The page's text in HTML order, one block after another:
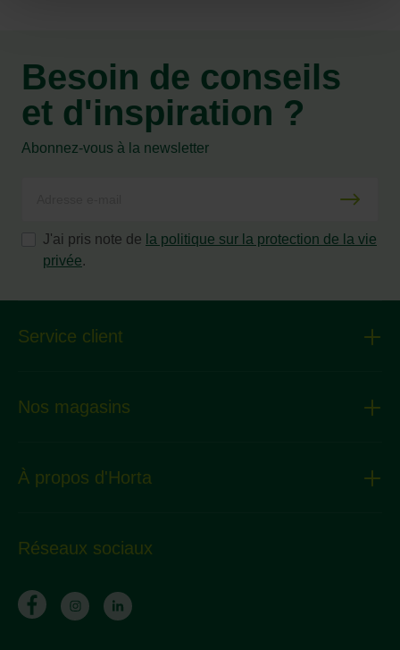
Besoin de conseils
et d'inspiration ?
Abonnez-vous à la newsletter
J'ai pris note de la politique sur la protection de la vie
privée.
Service client
Nos magasins
À propos d'Horta
Réseaux sociaux